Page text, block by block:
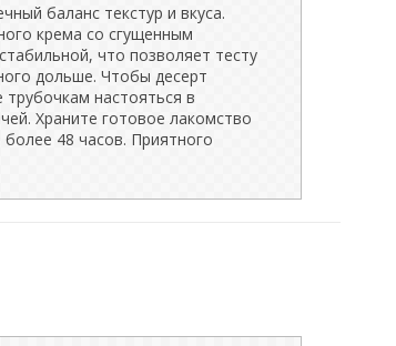
баланс текстур и вкуса.
крема со сгущенным
что позволяет тесту
дольше. Чтобы десерт
настояться в
Храните готовое лакомство
48 часов. Приятного